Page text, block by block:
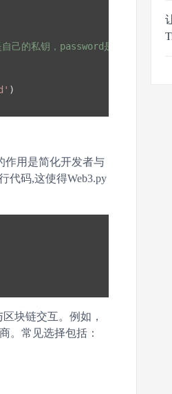
的私钥，password是自己设置的密
)
作用是简化开发者与
代码,这使得Web3.py
块链交互。例如，
。常见选择包括：